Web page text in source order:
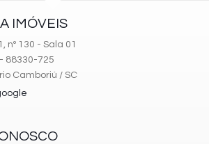
IMÓVEIS
nº 130 - Sala 01
88330-725
Camboriú / SC